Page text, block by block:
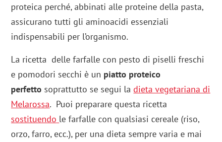
proteica perché, abbinati alle proteine della pasta,
assicurano tutti gli aminoacidi essenziali
indispensabili per l’organismo.
La ricetta delle farfalle con pesto di piselli freschi
e pomodori secchi è un piatto proteico
perfetto soprattutto se segui ladieta vegetariana di
Melarossa. Puoi preparare questa ricetta
sostituendo le farfalle con qualsiasi cereale (riso,
orzo, farro, ecc.), per una dieta sempre varia e mai